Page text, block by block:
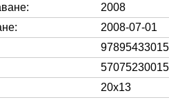
2008
2008-07-01
57075230015
20x13